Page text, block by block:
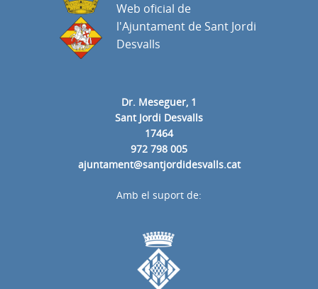
Dr. Meseguer, 1
Sant Jordi Desvalls
17464
972 798 005
ajuntament@santjordidesvalls.cat
Web oficial de
l'Ajuntament de Sant Jordi
Desvalls
Amb el suport de: